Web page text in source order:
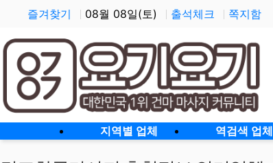
즐겨찾기 08월 08일(토) 출석체크 쪽지함
지역별 업체 역검색 업체